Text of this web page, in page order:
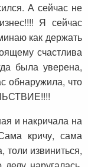
А сейчас не
Я сейчас
как держать
счастлива
была уверена,
обнаружила, что
и накричала на
кричу, сама
извиниться,